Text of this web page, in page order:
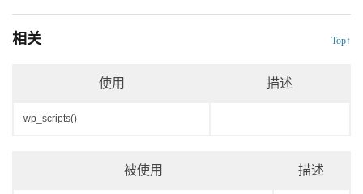
相关 Top↑
使用 描述
wp_scripts()
被使用 描述